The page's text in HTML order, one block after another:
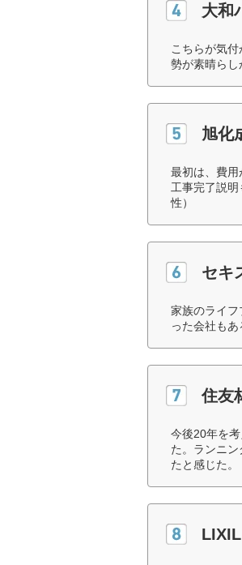
大和
こちらが気
勢が素晴らし
旭化
最初は、費用
工事完了説
性）
セキ
家族のライ
った会社も
住友
今後20年を
た。ランニ
たと感じた。